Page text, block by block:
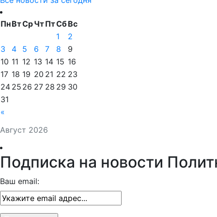
Август 2026
ПнВтСрЧтПтСбВс
«
1
2
3
4 5 6 7 8
9
10 11 12 13 14 15 16
17 18 19 20 21 22 23
24 25 26 27 28 29 30
31
Подписка на новости
Ваш email: